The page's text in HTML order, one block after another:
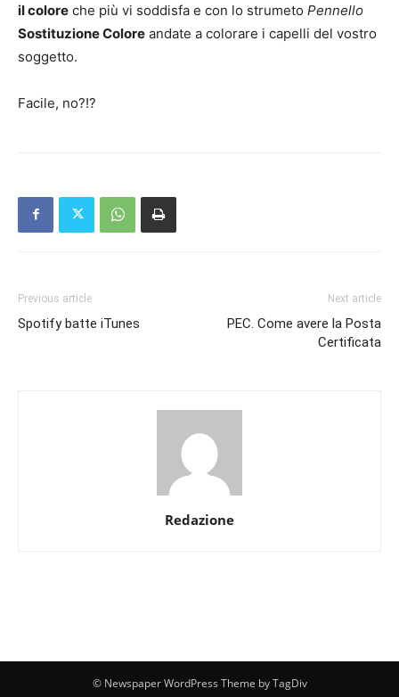
il colore che più vi soddisfa e con lo strumeto Pennello
Sostituzione Colore andate a colorare i capelli del vostro
soggetto.
Facile, no?!?
Previous article
Spotify batte iTunes
Next article
PEC. Come avere la Posta
Certificata
Redazione
© Newspaper WordPress Theme by TagDiv